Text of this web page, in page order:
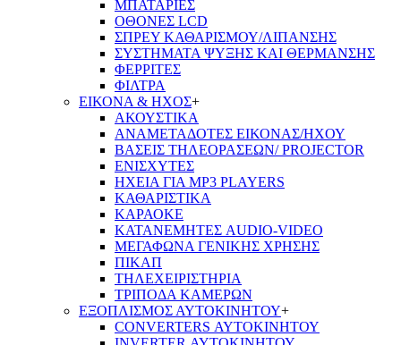
ΜΠΑΤΑΡΙΕΣ
ΟΘΟΝΕΣ LCD
ΣΠΡΕΥ ΚΑΘΑΡΙΣΜΟΥ/ΛΙΠΑΝΣΗΣ
ΣΥΣΤΗΜΑΤΑ ΨΥΞΗΣ ΚΑΙ ΘΕΡΜΑΝΣΗΣ
ΦΕΡΡΙΤΕΣ
ΦΙΛΤΡΑ
ΕΙΚΟΝΑ & ΗΧΟΣ+
ΑΚΟΥΣΤΙΚΑ
ΑΝΑΜΕΤΑΔΟΤΕΣ ΕΙΚΟΝΑΣ/ΗΧΟΥ
ΒΑΣΕΙΣ ΤΗΛΕOΡΑΣΕΩΝ/ PROJECTOR
ΕΝΙΣΧΥΤΕΣ
ΗΧΕΙΑ ΓΙΑ MP3 PLAYERS
ΚΑΘΑΡΙΣΤΙΚΑ
ΚΑΡΑΟΚΕ
ΚΑΤΑΝΕΜΗΤΕΣ AUDIO-VIDEO
ΜΕΓΑΦΩΝΑ ΓΕΝΙΚΗΣ ΧΡΗΣΗΣ
ΠΙΚΑΠ
ΤΗΛΕΧΕΙΡΙΣΤΗΡΙΑ
ΤΡΙΠΟΔΑ ΚΑΜΕΡΩΝ
ΕΞΟΠΛΙΣΜΟΣ ΑΥΤΟΚΙΝΗΤΟΥ+
CONVERTERS ΑΥΤΟΚΙΝΗΤΟΥ